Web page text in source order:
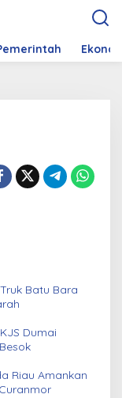
Batu Bara
Dumai
Riau Amankan